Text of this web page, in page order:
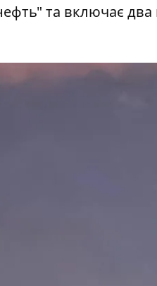
та включає